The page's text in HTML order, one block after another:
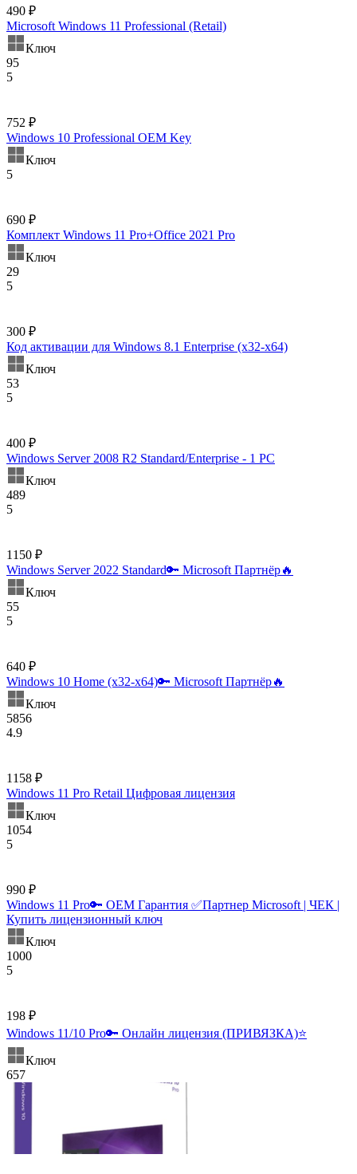
490 ₽
Microsoft Windows 11 Professional (Retail)
Ключ
95
5
752 ₽
Windows 10 Professional OEM Key
Ключ
5
690 ₽
Комплект Windows 11 Pro+Office 2021 Pro
Ключ
29
5
300 ₽
Код активации для Windows 8.1 Enterprise (x32-x64)
Ключ
53
5
400 ₽
Windows Server 2008 R2 Standard/Enterprise - 1 PC
Ключ
489
5
1150 ₽
Windows Server 2022 Standard🔑 Microsoft Партнёр🔥
Ключ
55
5
640 ₽
Windows 10 Home (x32-x64)🔑 Microsoft Партнёр🔥
Ключ
5856
4.9
1158 ₽
Windows 11 Pro Retail Цифровая лицензия
Ключ
1054
5
990 ₽
Windows 11 Pro🔑 OEM Гарантия ✅Партнер Microsoft | ЧЕК |
Купить лицензионный ключ
Ключ
1000
5
198 ₽
Windows 11/10 Pro🔑 Онлайн лицензия (ПРИВЯЗКА)⭐
Ключ
657